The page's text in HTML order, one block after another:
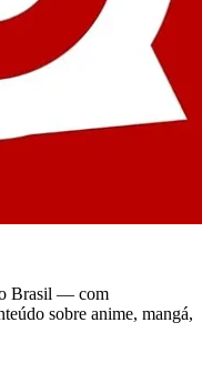
Brasil — com
sobre anime, mangá,